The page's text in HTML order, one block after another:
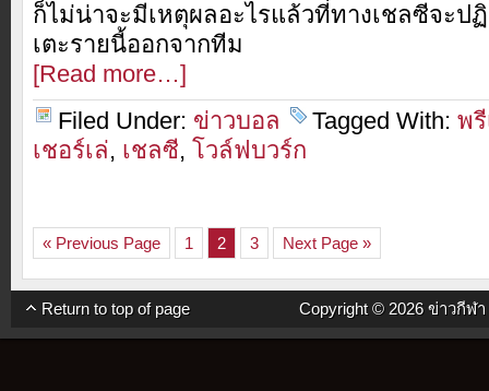
ก็ไม่น่าจะมีเหตุผลอะไรแล้วที่ทางเชลซีจะป
เตะรายนี้ออกจากทีม
[Read more…]
Filed Under: ข่าวบอล Tagged With: พ
เชอร์เล่, เชลซี, โวล์ฟบวร์ก
« Previous Page 1 2 3 Next Page »
Return to top of page Copyright © 2026 ข่าวกีฬ